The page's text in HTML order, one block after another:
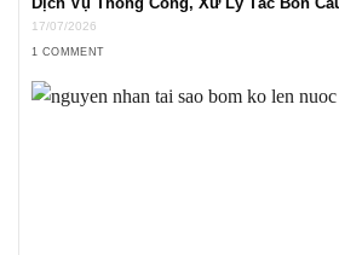
17/07/2026
1 COMMENT